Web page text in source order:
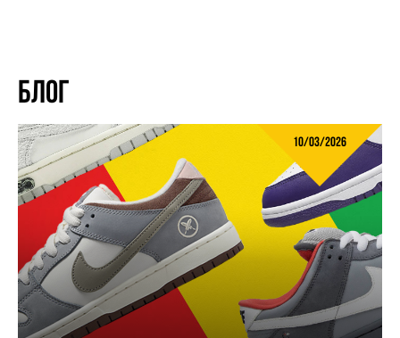
Блог
10/03/2026